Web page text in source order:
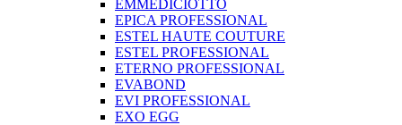
EMMEDICIOTTO
EPICA PROFESSIONAL
ESTEL HAUTE COUTURE
ESTEL PROFESSIONAL
ETERNO PROFESSIONAL
EVABOND
EVI PROFESSIONAL
EXO EGG